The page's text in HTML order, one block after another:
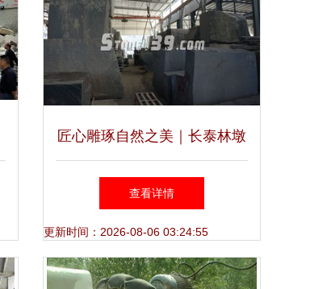
匠心雕琢自然之美｜长泰林墩
振琪石材，匠心品质诠释石材
新高度
查看详情
更新时间：2026-08-06 03:24:55